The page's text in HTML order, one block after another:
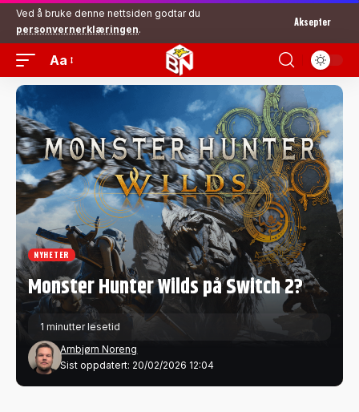
Ved å bruke denne nettsiden godtar du
personvernerklæringen.
Aksepter
Aa
NYHETER
Monster Hunter Wilds på Switch 2?
Sist oppdatert: 20/02/2026 12:04
Arnbjørn Noreng
1 minutter lesetid